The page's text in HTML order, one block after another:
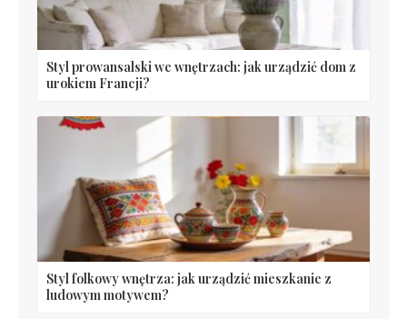
Styl prowansalski we wnętrzach: jak urządzić dom z
urokiem Francji?
Styl folkowy wnętrza: jak urządzić mieszkanie z
ludowym motywem?